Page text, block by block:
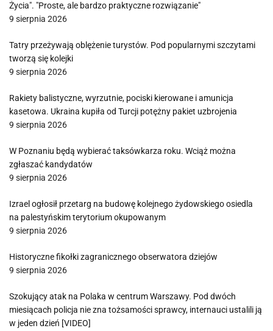
Życia". "Proste, ale bardzo praktyczne rozwiązanie"
9 sierpnia 2026
Tatry przeżywają oblężenie turystów. Pod popularnymi szczytami
tworzą się kolejki
9 sierpnia 2026
Rakiety balistyczne, wyrzutnie, pociski kierowane i amunicja
kasetowa. Ukraina kupiła od Turcji potężny pakiet uzbrojenia
9 sierpnia 2026
W Poznaniu będą wybierać taksówkarza roku. Wciąż można
zgłaszać kandydatów
9 sierpnia 2026
Izrael ogłosił przetarg na budowę kolejnego żydowskiego osiedla
na palestyńskim terytorium okupowanym
9 sierpnia 2026
Historyczne fikołki zagranicznego obserwatora dziejów
9 sierpnia 2026
Szokujący atak na Polaka w centrum Warszawy. Pod dwóch
miesiącach policja nie zna tożsamości sprawcy, internauci ustalili ją
w jeden dzień [VIDEO]